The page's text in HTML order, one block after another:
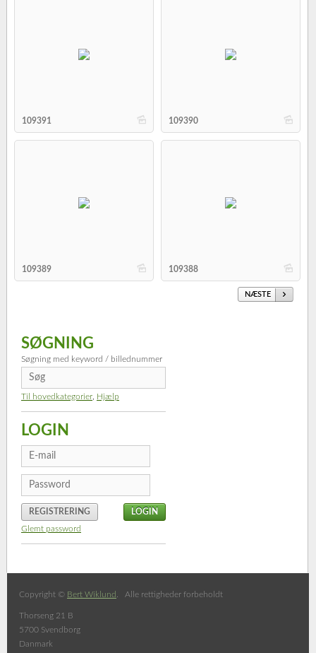
b
109391 b
109390
b
109389 b
109388
NÆSTE
SØGNING
Søgning med keyword / billednummer
Til hovedkategorier Hjælp
LOGIN
REGISTRERING
Glemt password
Copyright © Bert Wiklund . Alle rettigheder forbeholdt
Thorseng 21 B
5700 Svendborg
Danmark